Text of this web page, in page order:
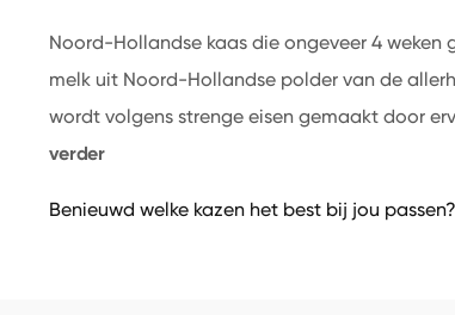
Noord-Hollandse kaas die ongeveer 4 weken
melk uit Noord-Hollandse polder van de
wordt volgens strenge eisen gemaakt door
verder
Benieuwd welke kazen het best bij jou passen?